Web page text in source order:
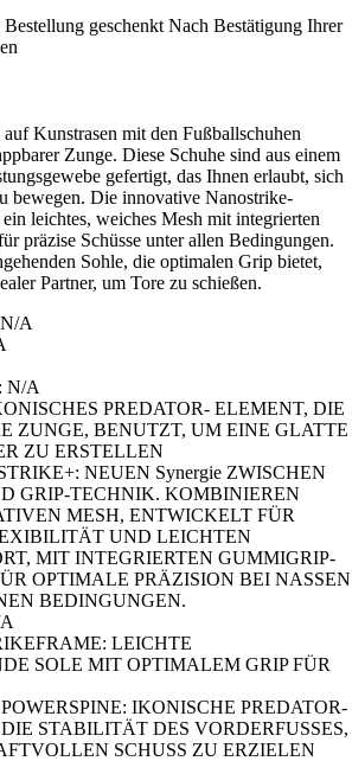
geschenkt Nach Bestätigung Ihrer
Kunstrasen mit den Fußballschuhen
Zunge. Diese Schuhe sind aus einem
gefertigt, das Ihnen erlaubt, sich
bewegen. Die innovative Nanostrike-
leichtes, weiches Mesh mit integrierten
präzise Schüsse unter allen Bedingungen.
Sohle, die optimalen Grip bietet,
Partner, um Tore zu schießen.
A
N/A
PREDATOR- ELEMENT, DIE
ZUNGE, BENUTZT, UM EINE GLATTE
ZU ERSTELLEN
NEUEN Synergie ZWISCHEN
GRIP-TECHNIK. KOMBINIEREN
MESH, ENTWICKELT FÜR
UND LEICHTEN
MIT INTEGRIERTEN GUMMIGRIP-
OPTIMALE PRÄZISION BEI NASSEN
BEDINGUNGEN.
LEICHTE
SOLE MIT OPTIMALEM GRIP FÜR
POWERSPINE: IKONISCHE PREDATOR-
STABILITÄT DES VORDERFUSSES,
SCHUSS ZU ERZIELEN